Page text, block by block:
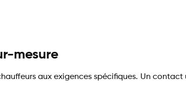
mesure
aux exigences spécifiques. Un